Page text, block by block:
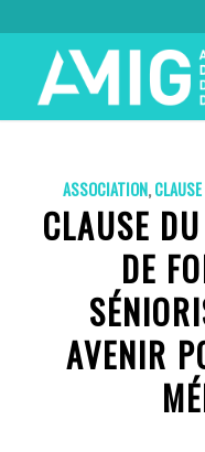
ASSOCIATION,
CLAUSE
DE
AVENIR